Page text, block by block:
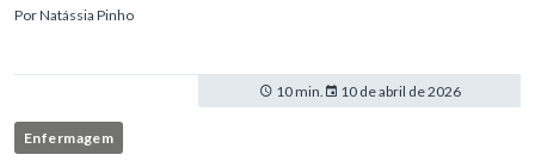
PorNatássia Pinho
10 min. 10 de abril de 2026
Enfermagem